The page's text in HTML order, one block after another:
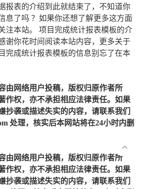
报表的介绍到此就结束了，不知道你
息了吗 ？如果你还想了解更多这方面
注本站。 项目完成统计报表模板的介
谢你花时间阅读本站内容，更多关于
完成统计报表模板的信息别忘了在本
由网络用户投稿，版权归原作者所
作权，亦不承担相应法律责任。如果
抄袭或描述失实的内容，请联系我们
处理，核实后本网站将在24小时内删
由网络用户投稿，版权归原作者所
作权，亦不承担相应法律责任。如果
抄袭或描述失实的内容，请联系我们